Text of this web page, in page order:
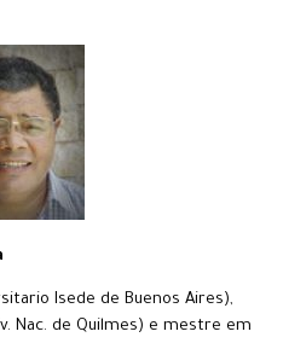
Isede de Buenos Aires),
Nac. de Quilmes) e mestre em